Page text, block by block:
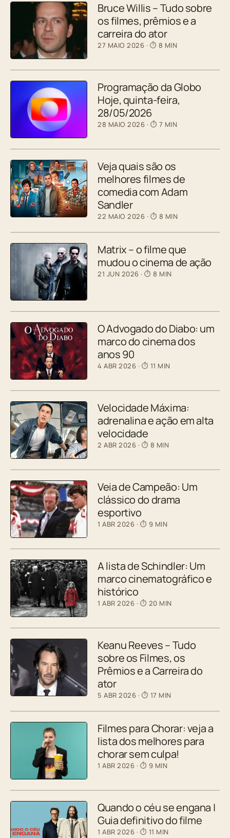
Bruce Willis – Tudo sobre
os filmes, prêmios e a
carreira do ator
27 MAIO 2026 · ⏱ 8 MIN
Programação da Globo
Hoje, quinta-feira,
28/05/2026
28 MAIO 2026 · ⏱ 7 MIN
Veja quais são os
melhores filmes de
comedia com Adam
Sandler
22 MAIO 2026 · ⏱ 8 MIN
Matrix – o filme que
mudou o cinema de ação
21 JUN 2026 · ⏱ 8 MIN
O Advogado do Diabo: um
marco do cinema dos
anos 90
4 ABR 2026 · ⏱ 11 MIN
Velocidade Máxima:
adrenalina e ação em alta
velocidade
2 ABR 2026 · ⏱ 8 MIN
Veia de Campeão: Um
clássico do drama
esportivo
1 ABR 2026 · ⏱ 9 MIN
A lista de Schindler: Um
marco cinematográfico e
histórico
1 ABR 2026 · ⏱ 20 MIN
Keanu Reeves – Tudo
sobre os Filmes, os
Prêmios e a Carreira do
ator
5 ABR 2026 · ⏱ 17 MIN
Filmes para Chorar: veja a
lista dos melhores para
chorar sem culpa!
1 ABR 2026 · ⏱ 9 MIN
Quando o céu se engana |
Guia definitivo do filme
1 ABR 2026 · ⏱ 11 MIN